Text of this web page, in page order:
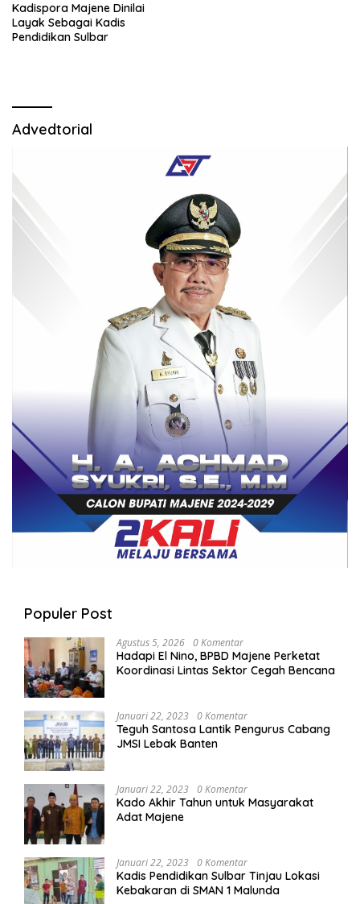
Kadispora Majene Dinilai
Layak Sebagai Kadis
Pendidikan Sulbar
Advedtorial
Populer Post
Agustus 5, 2026 0 Komentar
Hadapi El Nino, BPBD Majene Perketat
Koordinasi Lintas Sektor Cegah Bencana
Januari 22, 2023 0 Komentar
Teguh Santosa Lantik Pengurus Cabang
JMSI Lebak Banten
Januari 22, 2023 0 Komentar
Kado Akhir Tahun untuk Masyarakat
Adat Majene
Januari 22, 2023 0 Komentar
Kadis Pendidikan Sulbar Tinjau Lokasi
Kebakaran di SMAN 1 Malunda